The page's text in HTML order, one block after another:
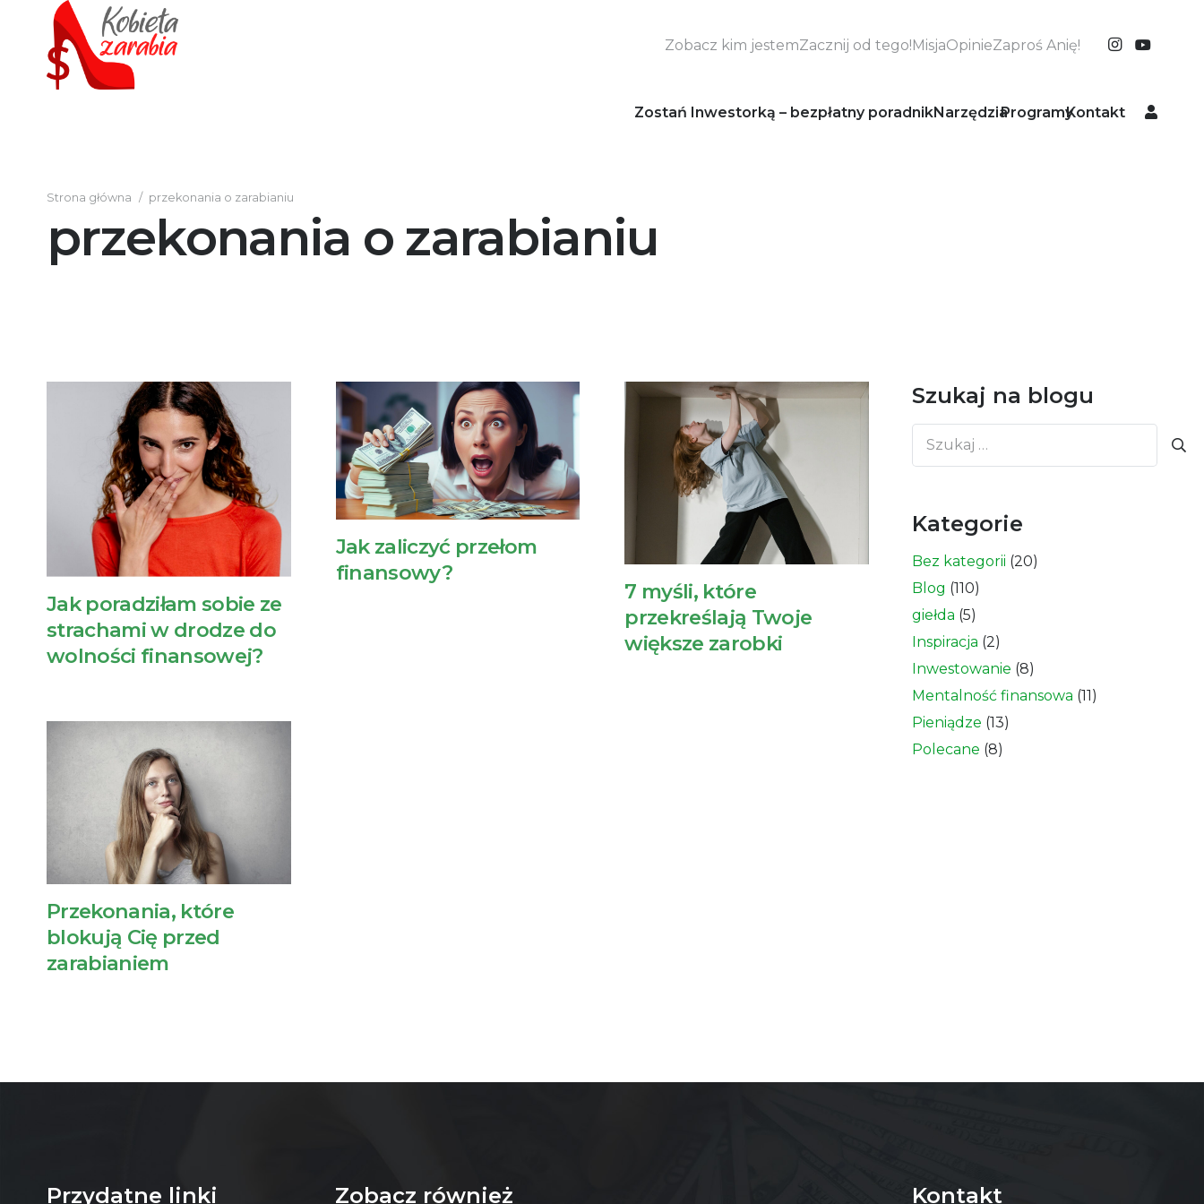
Zobacz kim jestemZacznij od tego!MisjaOpinieZaproś Anię!
Zostań Inwestorką – bezpłatny poradnikNarzędziaProgramyKontakt
Strona główna / przekonania o zarabianiu
przekonania o zarabianiu
Jak poradziłam sobie ze
strachami w drodze do
wolności finansowej?
Jak zaliczyć przełom
finansowy?
7 myśli, które
przekreślają Twoje
większe zarobki
Przekonania, które
blokują Cię przed
zarabianiem
Szukaj na blogu
Szukaj:
Kategorie
Bez kategorii (20)
Blog (110)
giełda (5)
Inspiracja (2)
Inwestowanie (8)
Mentalność finansowa (11)
Pieniądze (13)
Polecane (8)
Przydatne linki Zobacz również Kontakt